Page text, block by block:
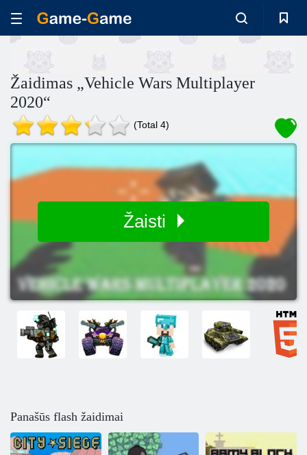
Žaidimas „Vehicle Wars Multiplayer
2020“
(Total 4)
Žaisti
Panašūs flash žaidimai